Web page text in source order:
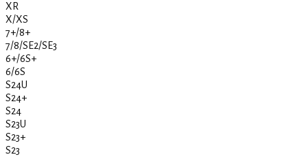
XR
X/XS
7+/8+
7/8/SE2/SE3
6+/6S+
6/6S
S24U
S24+
S24
S23U
S23+
S23